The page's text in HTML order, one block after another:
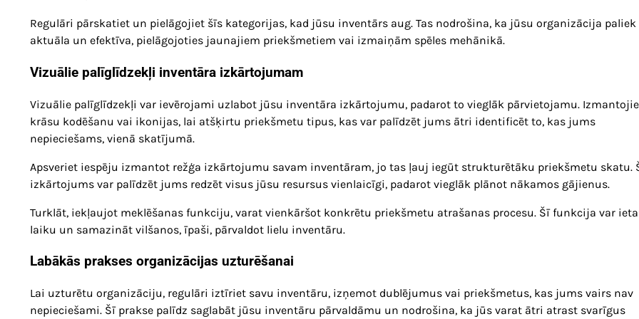
Regulāri pārskatiet un pielāgojiet šīs kategorijas, kad jūsu inventārs aug. Tas nodrošina, ka jūsu organizācija paliek
aktuāla un efektīva, pielāgojoties jaunajiem priekšmetiem vai izmaiņām spēles mehānikā.
Vizuālie palīglīdzekļi inventāra izkārtojumam
Vizuālie palīglīdzekļi var ievērojami uzlabot jūsu inventāra izkārtojumu, padarot to vieglāk pārvietojamu.
krāsu kodēšanu vai ikonijas, lai atšķirtu priekšmetu tipus, kas var palīdzēt jums ātri identificēt to, kas jums
nepieciešams, vienā skatījumā.
Apsveriet iespēju izmantot režģa izkārtojumu savam inventāram, jo tas ļauj iegūt strukturētāku priekšmetu skatu.
izkārtojums var palīdzēt jums redzēt visus jūsu resursus vienlaicīgi, padarot vieglāk plānot nākamos gājienus.
Turklāt, iekļaujot meklēšanas funkciju, varat vienkāršot konkrētu priekšmetu atrašanas procesu. Šī funkcija var
laiku un samazināt vilšanos, īpaši, pārvaldot lielu inventāru.
Labākās prakses organizācijas uzturēšanai
Lai uzturētu organizāciju, regulāri iztīriet savu inventāru, izņemot dublējumus vai priekšmetus, kas jums vairs nav
nepieciešami. Šī prakse palīdz saglabāt jūsu inventāru pārvaldāmu un nodrošina, ka jūs varat ātri atrast svarīgus